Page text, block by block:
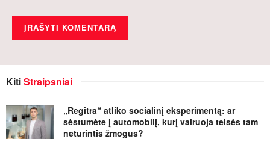
KitiStraipsniai
„Regitra“ atliko socialinį eksperimentą: ar
sėstumėte į automobilį, kurį vairuoja teisės tam
neturintis žmogus?